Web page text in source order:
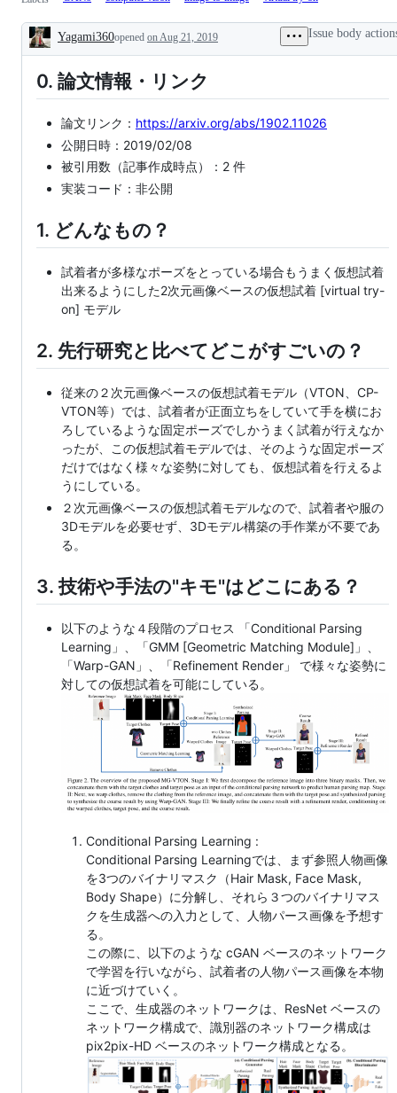
Description
Yagami360opened on Aug 21, 2019 Issue body
0. 論文情報・リンク
論文リンク： https://arxiv.org/abs/1902.11026
公開日時：2019/02/08
被引用数（記事作成時点）：2 件
実装コード：非公開
1. どんなもの？
試着者が多様なポーズをとっている場合もうまく仮想試着
出来るようにした2次元画像ベースの仮想試着 [virtual try-
on] モデル
2. 先行研究と比べてどこがすごいの？
従来の２次元画像ベースの仮想試着モデル（VTON、CP-
VTON等）では、試着者が正面立ちをしていて手を横にお
ろしているような固定ポーズでしかうまく試着が行えなか
ったが、この仮想試着モデルでは、そのような固定ポーズ
だけではなく様々な姿勢に対しても、仮想試着を行えるよ
うにしている。
２次元画像ベースの仮想試着モデルなので、試着者や服の
3Dモデルを必要せず、3Dモデル構築の手作業が不要であ
る。
3. 技術や手法の"キモ"はどこにある？
以下のような４段階のプロセス 「Conditional Parsing
Learning」、「GMM [Geometric Matching Module]」、
「Warp-GAN」、「Refinement Render」 で様々な姿勢に
対しての仮想試着を可能にしている。
Conditional Parsing Learning :
Conditional Parsing Learningでは、まず参照人物画像
を3つのバイナリマスク（Hair Mask, Face Mask,
Body Shape）に分解し、それら３つのバイナリマス
クを生成器への入力として、人物パース画像を予想す
る。
この際に、以下のような cGAN ベースのネットワーク
で学習を行いながら、試着者の人物パース画像を本物
に近づけていく。
ここで、生成器のネットワークは、ResNet ベースの
ネットワーク構成で、識別器のネットワーク構成は
pix2pix-HD ベースのネットワーク構成となる。